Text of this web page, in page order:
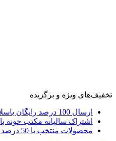
تخفیف‌های ویژه و برگزیده
ارسال 100 درصد رایگان باسلام از محصولات منتخب
اشتراک سالیانه مکتب خونه با 54 درصد تخفیف
محصولات منتخب با 50 درصد تخفیف بنیکس